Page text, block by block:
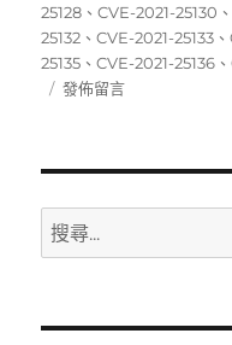
期:
25128 、CVE-2021-25130
25132 、CVE-2021-25133 、
25135 、CVE-2021-25136 、
在
點
威
脅
發佈留言
搜
尋
鍵